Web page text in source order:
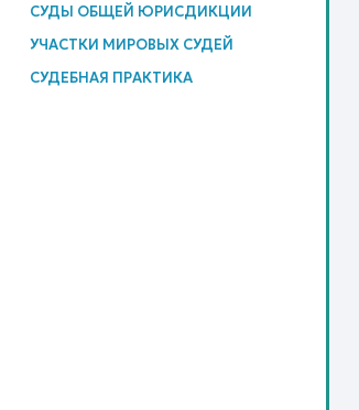
СУДЫ ОБЩЕЙ ЮРИСДИКЦИИ
УЧАСТКИ МИРОВЫХ СУДЕЙ
СУДЕБНАЯ ПРАКТИКА